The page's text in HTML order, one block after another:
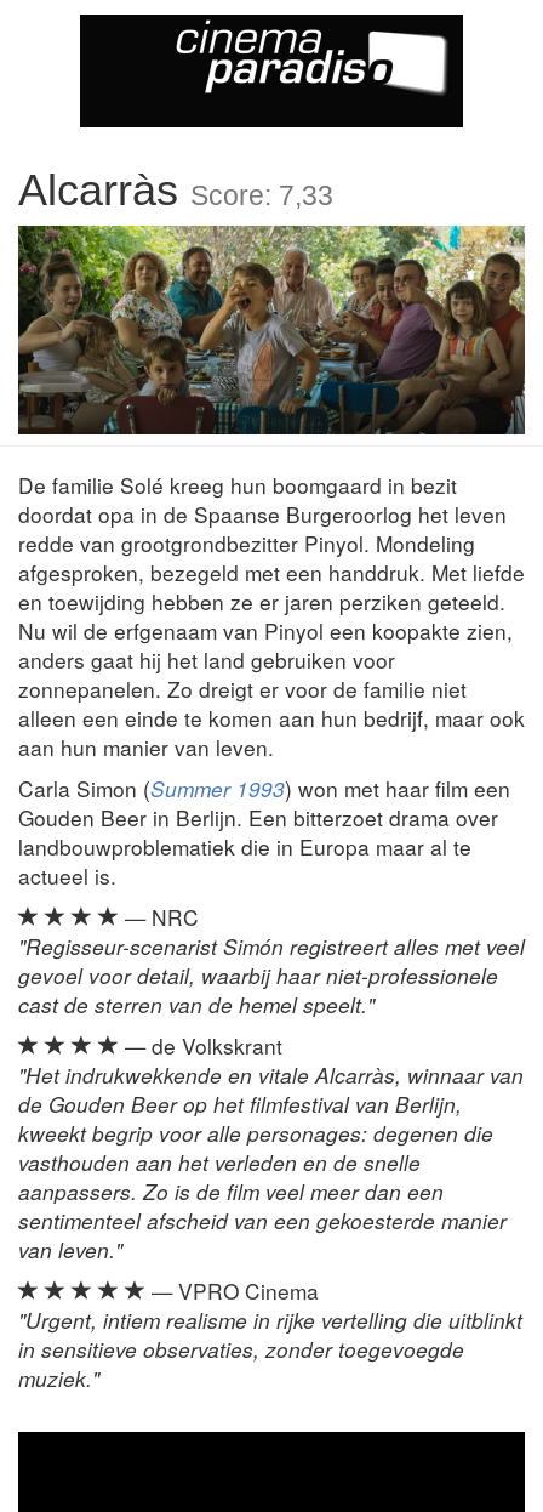
Alcarràs Score: 7,33
De familie Solé kreeg hun boomgaard in bezit
doordat opa in de Spaanse Burgeroorlog het leven
redde van grootgrondbezitter Pinyol. Mondeling
afgesproken, bezegeld met een handdruk. Met liefde
en toewijding hebben ze er jaren perziken geteeld.
Nu wil de erfgenaam van Pinyol een koopakte zien,
anders gaat hij het land gebruiken voor
zonnepanelen. Zo dreigt er voor de familie niet
alleen een einde te komen aan hun bedrijf, maar ook
aan hun manier van leven.
Carla Simon (Summer 1993) won met haar film een
Gouden Beer in Berlijn. Een bitterzoet drama over
landbouwproblematiek die in Europa maar al te
actueel is.
— NRC
"Regisseur-scenarist Simón registreert alles met veel
gevoel voor detail, waarbij haar niet-professionele
cast de sterren van de hemel speelt."
— de Volkskrant
"Het indrukwekkende en vitale Alcarràs, winnaar van
de Gouden Beer op het filmfestival van Berlijn,
kweekt begrip voor alle personages: degenen die
vasthouden aan het verleden en de snelle
aanpassers. Zo is de film veel meer dan een
sentimenteel afscheid van een gekoesterde manier
van leven."
— VPRO Cinema
"Urgent, intiem realisme in rijke vertelling die uitblinkt
in sensitieve observaties, zonder toegevoegde
muziek."